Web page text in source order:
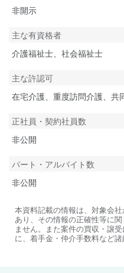
非開示
主な有資格者
介護福祉士、社会福祉士
主な許認可
在宅介護、重度訪問介護、共
正社員・契約社員数
非公開
パート・アルバイト数
非公開
本資料記載の情報は、対象会
あり、その情報の正確性等に
ません。また案件の買収・譲
に、着手金・仲介手数料など諸